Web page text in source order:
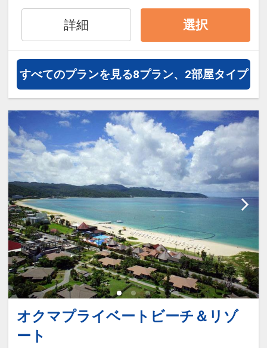
ただけます。プレイルームではボー
ドゲーム、ビリヤード、ダーツゲー
・駐車場：無料
詳細 選択
すべてのプランを見る8プラン、2部屋タイプ
オクマプライベートビーチ＆リゾ
ート